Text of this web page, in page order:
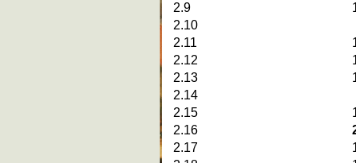
2.9
2.10
2.11
2.12
2.13
2.14
2.15
2.16
2.17